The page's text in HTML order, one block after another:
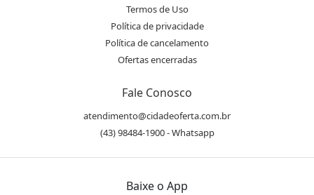
Termos de Uso
Política de privacidade
Política de cancelamento
Ofertas encerradas
Fale Conosco
atendimento@cidadeoferta.com.br
(43) 98484-1900 - Whatsapp
Baixe o App